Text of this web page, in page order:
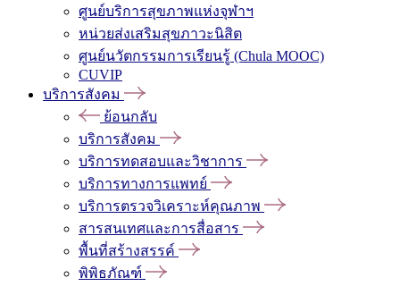
ศูนย์บริการสุขภาพแห่งจุฬาฯ
หน่วยส่งเสริมสุขภาวะนิสิต
ศูนย์นวัตกรรมการเรียนรู้ (Chula MOOC)
CUVIP
บริการสังคม
ย้อนกลับ
บริการสังคม
บริการทดสอบและวิชาการ
บริการทางการแพทย์
บริการตรวจวิเคราะห์คุณภาพ
สารสนเทศและการสื่อสาร
พื้นที่สร้างสรรค์
พิพิธภัณฑ์